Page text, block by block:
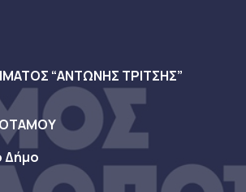
“ΑΝΤΩΝΗΣ ΤΡΙΤΣΗΣ”
Δήμο